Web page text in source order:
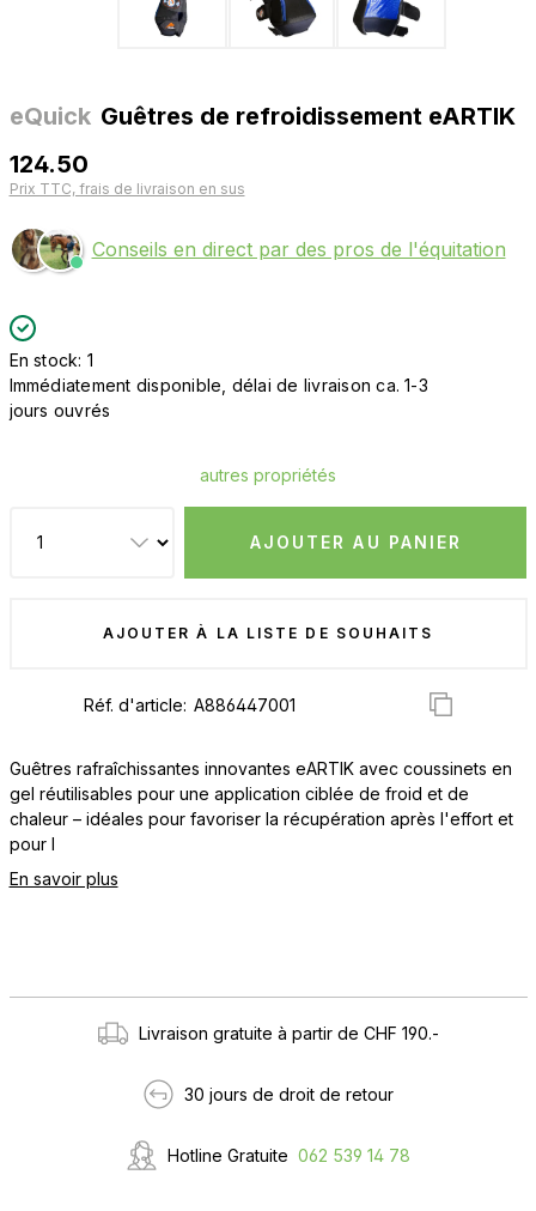
eQuick Guêtres de refroidissement eARTIK
124.50
Prix TTC, frais de livraison en sus
Conseils en direct par des pros de l'équitation
En stock: 1
Immédiatement disponible, délai de livraison ca. 1-3
jours ouvrés
autres propriétés
AJOUTER AU PANIER
AJOUTER À LA LISTE DE SOUHAITS
Réf. d'article:
Guêtres rafraîchissantes innovantes eARTIK avec coussinets en
gel réutilisables pour une application ciblée de froid et de
chaleur – idéales pour favoriser la récupération après l'effort et
pour l
En savoir plus
Livraison gratuite à partir de CHF 190.-
30 jours de droit de retour
Hotline Gratuite 062 539 14 78